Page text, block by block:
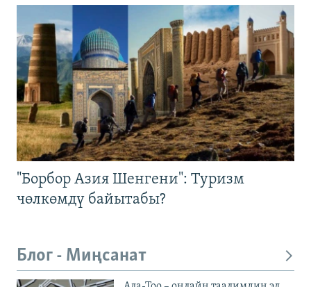
"Борбор Азия Шенгени": Туризм
чөлкөмдү байытабы?
Блог - Миңсанат